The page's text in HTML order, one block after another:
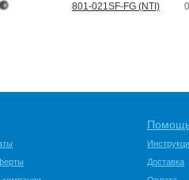
801-021SF-FG (NTI)
Доставка